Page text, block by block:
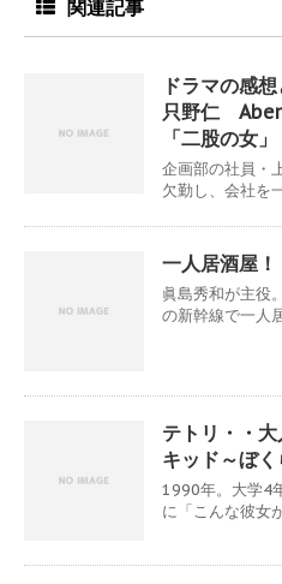
関連記事
ドラマの感
只野仁
「二股の女」
企画部の社員・
欠勤し、会社を
一人居酒屋
眞島秀和が主役
の新幹線で一人
テトリ・・
キッド～ぼ
1990年。大学4
に「こんな彼女